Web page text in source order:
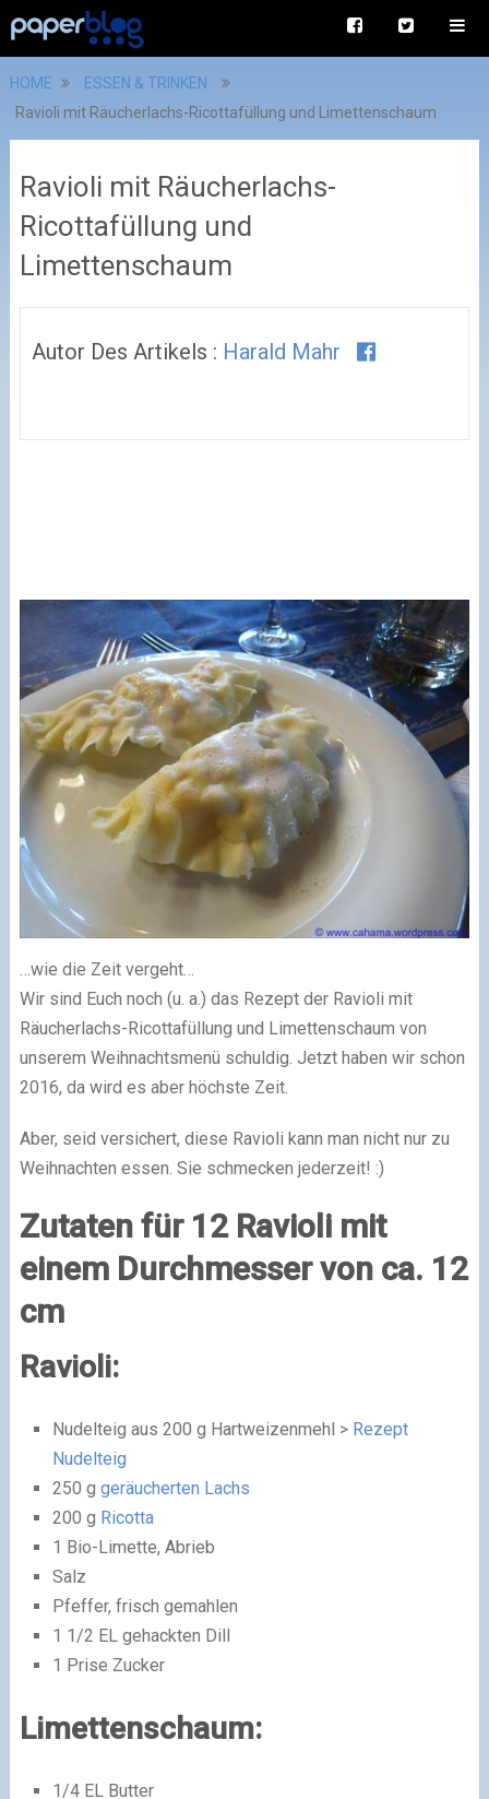
HOME
ESSEN & TRINKEN
Ravioli mit Räucherlachs-Ricottafüllung und Limettenschaum
Ravioli mit Räucherlachs-
Ricottafüllung und
Limettenschaum
Autor Des Artikels : Harald Mahr
…wie die Zeit vergeht…
Wir sind Euch noch (u. a.) das Rezept der Ravioli mit
Räucherlachs-Ricottafüllung und Limettenschaum von
unserem Weihnachtsmenü schuldig. Jetzt haben wir schon
2016, da wird es aber höchste Zeit.
Aber, seid versichert, diese Ravioli kann man nicht nur zu
Weihnachten essen. Sie schmecken jederzeit! :)
Zutaten für 12 Ravioli mit
einem Durchmesser von ca. 12
cm
Ravioli:
Nudelteig aus 200 g Hartweizenmehl > Rezept
Nudelteig
250 g geräucherten Lachs
200 g Ricotta
1 Bio-Limette, Abrieb
Salz
Pfeffer, frisch gemahlen
1 1/2 EL gehackten Dill
1 Prise Zucker
Limettenschaum:
1/4 EL Butter